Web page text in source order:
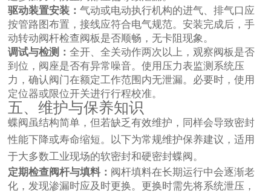
驱动装置安装：气动或电动执行机构的进气、排气口应
按管路图布置，接线应符合电气规范。安装完成后，手
动转动阀杆检查阀板是否顺畅，无卡阻现象。
调试与检测：全开、全关动作两次以上，观察阀板是否
到位，阀座是否有异常噪音。使用压力表监测系统压
力，确认阀门在额定工作范围内无泄漏。必要时，使用
定位器或限位开关进行行程校准。
五、维护与保养知识
蝶阀虽结构简单，但若缺乏有效维护，同样会导致密封
性能下降或寿命缩短。以下为常规维护保养建议，适用
于大多数工业现场的软密封和硬密封蝶阀。
定期检查阀杆与填料： 阀杆填料在长期运行中会逐渐老
化，发现渗漏时应及时更换。更换时需先将系统泄压，